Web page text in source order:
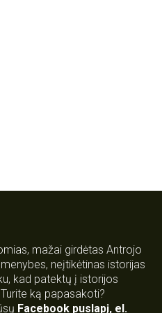
mažai girdėtas Antrojo
neįtikėtinas istorijas
kad patektų į istorijos
ką papasakoti?
Facebook puslapį, el.